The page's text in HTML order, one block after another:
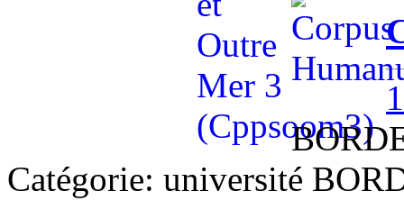
Catégorie: université